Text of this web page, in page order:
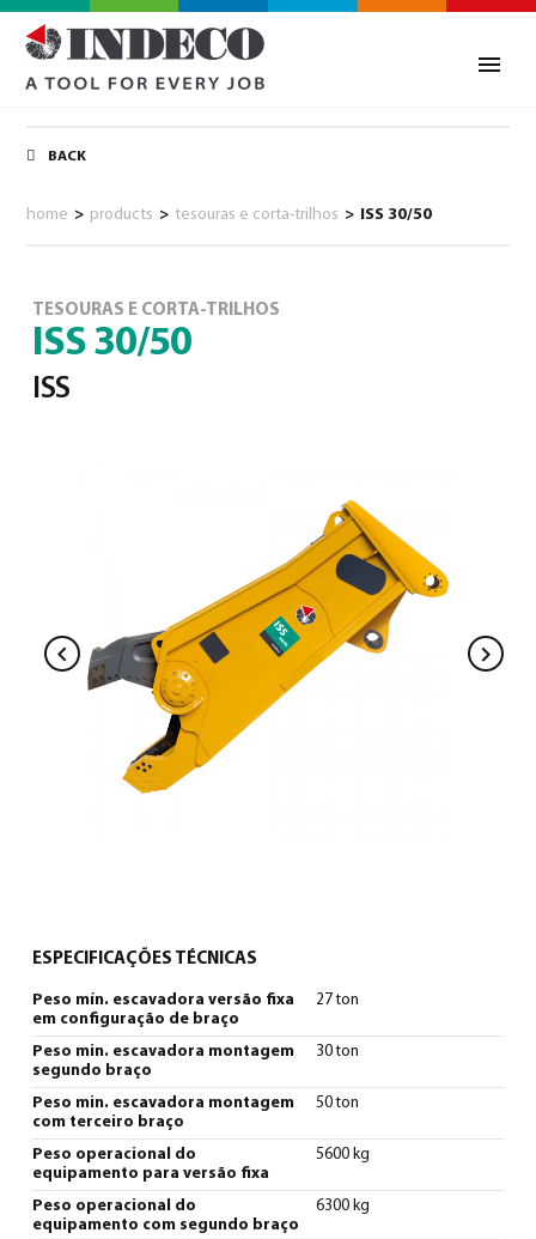
Português )
BACK
home > products > tesouras e corta-trilhos > ISS 30/50
TESOURAS E CORTA-TRILHOS
ISS 30/50
ISS
ESPECIFICAÇÕES TÉCNICAS
Peso mín. escavadora versão fixa
em configuração de braço
27 ton
Peso min. escavadora montagem
segundo braço
30 ton
Peso min. escavadora montagem
com terceiro braço
50 ton
Peso operacional do
equipamento para versão fixa
5600 kg
Peso operacional do
equipamento com segundo braço
6300 kg